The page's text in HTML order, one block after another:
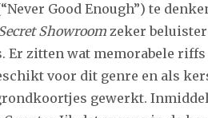
Good Enough”) te
Showroomzeker
Er zitten wat memorabele riffs
voor dit genre en als
gewerkt.